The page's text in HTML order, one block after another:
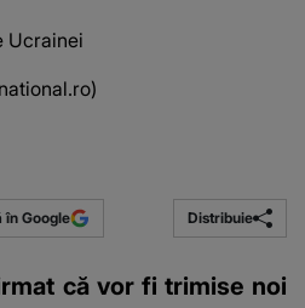
Ucrainei
în Google Distribuie
că vor fi trimise noi